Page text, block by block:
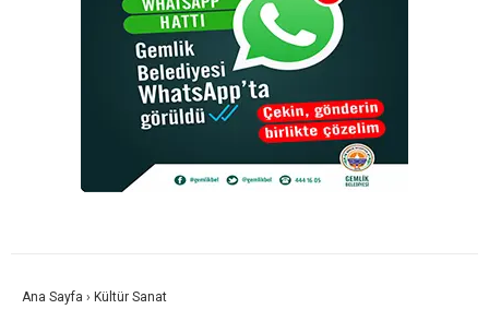
Ana Sayfa › Kültür Sanat